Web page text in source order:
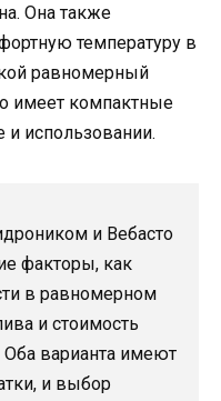
Она также
температуру в
равномерный
имеет компактные
использовании.
и Вебасто
факторы, как
в равномерном
и стоимость
Оба варианта имеют
и выбор